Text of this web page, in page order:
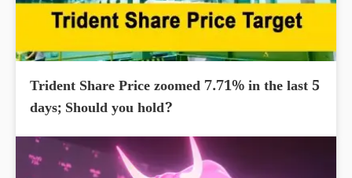
Trident Share Price zoomed 7.71% in the last 5
days; Should you hold?